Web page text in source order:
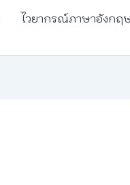
ไวยากรณ์ภาษาอังกฤ